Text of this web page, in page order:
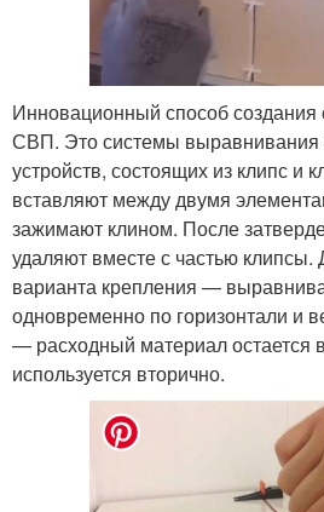
Инновационный способ
СВП. Это системы
устройств, состоящих из клипс и
вставляют между двумя
зажимают клином. После
удаляют вместе с частью клипсы.
варианта крепления —
одновременно по горизонтали и
— расходный материал остается
используется вторично.